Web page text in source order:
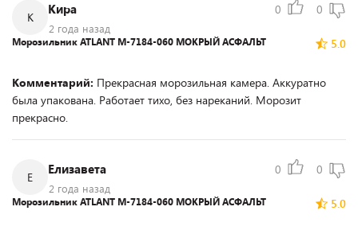
К
Кира
2 года назад
0 0
5.0
Морозильник ATLANT М-7184-060 МОКРЫЙ АСФАЛЬТ
Комментарий: Прекрасная морозильная камера. Аккуратно
была упакована. Работает тихо, без нареканий. Морозит
прекрасно.
Е
Елизавета
2 года назад
0 0
5.0
Морозильник ATLANT М-7184-060 МОКРЫЙ АСФАЛЬТ